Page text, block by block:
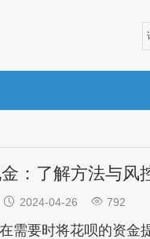
：了解方法与风
 2024-04-26  792
需要时将花呗的资金